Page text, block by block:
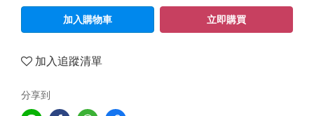
加入購物車 立即購買
加入追蹤清單
分享到